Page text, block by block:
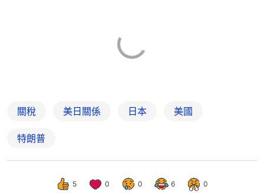
關稅 美日關係 日本 美國
特朗普
5 0 0 6 0